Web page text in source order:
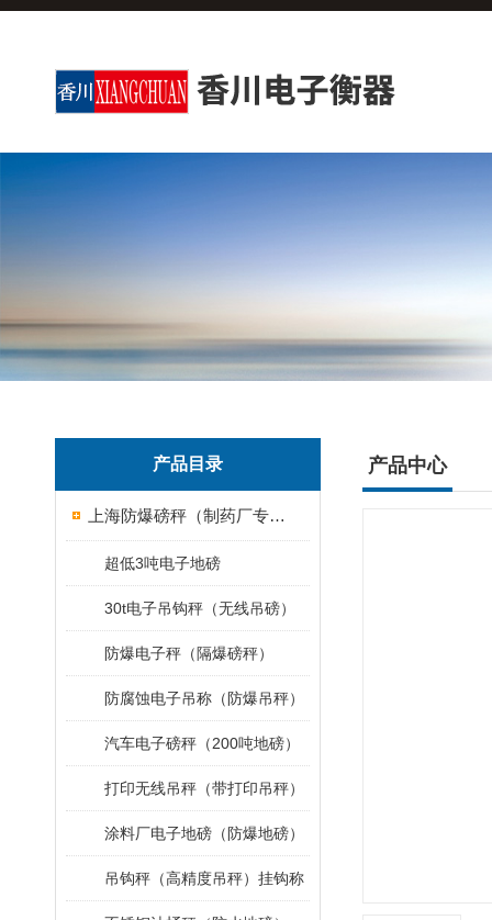
产品目录
上海防爆磅秤（制药厂专用）
超低3吨电子地磅
30t电子吊钩秤（无线吊磅）
防爆电子秤（隔爆磅秤）
防腐蚀电子吊称（防爆吊秤）
汽车电子磅秤（200吨地磅）
打印无线吊秤（带打印吊秤）
涂料厂电子地磅（防爆地磅）
吊钩秤（高精度吊秤）挂钩称
产品中心